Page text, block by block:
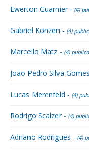
Ewerton Guarnier - (4)
Gabriel Konzen - (4)
Marcello Matz - (4)
João Pedro Silva
Lucas Merenfeld - (4)
Rodrigo Scalzer - (4)
Adriano Rodrigues - (4)